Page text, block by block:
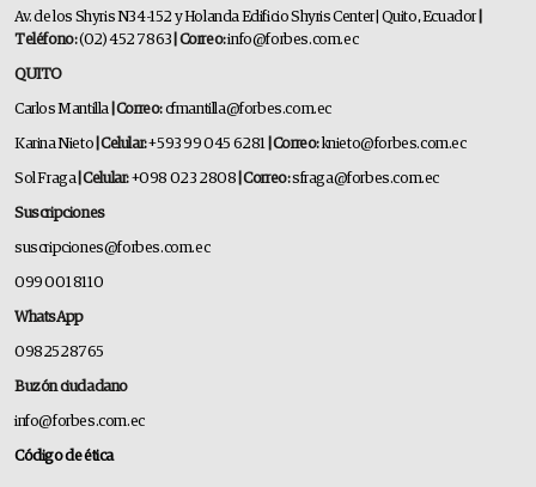
Av. de los Shyris N34-152 y Holanda Edificio Shyris Center | Quito, Ecuador
Teléfono:(02) 452 7863 | Correo:info@forbes.com.ec
QUITO
Carlos Mantilla | Correo:cfmantilla@forbes.com.ec
Karina Nieto | Celular:+593 99 045 6281 | Correo: knieto@forbes.com.ec
Sol Fraga | Celular:+098 023 2808 | Correo:sfraga@forbes.com.ec
Suscripciones
suscripciones@forbes.com.ec
099 001 8110
WhatsApp
0982528765
Buzón ciudadano
info@forbes.com.ec
Código de ética